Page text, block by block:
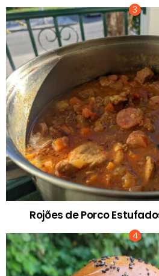
Rojões de Porco